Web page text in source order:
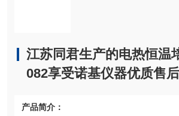
江苏同君生产的电热恒温
082享受诺基仪器优质售
产品简介：